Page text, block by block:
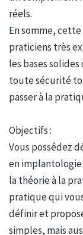
réels.
En somme,
praticiens très
les bases
toute sécurité
passer à la
Objectifs :
Vous possédez
en
la théorie à la
pratique qui
définir et
simples, mais